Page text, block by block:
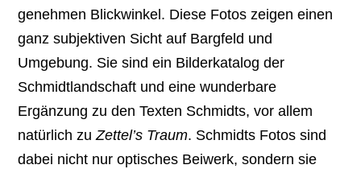
genehmen Blickwinkel. Diese Fotos zeigen einen
ganz subjektiven Sicht auf Bargfeld und
Umgebung. Sie sind ein Bilderkatalog der
Schmidtlandschaft und eine wunderbare
Ergänzung zu den Texten Schmidts, vor allem
natürlich zuZettel’s Traum. Schmidts Fotos sind
dabei nicht nur optisches Beiwerk, sondern sie